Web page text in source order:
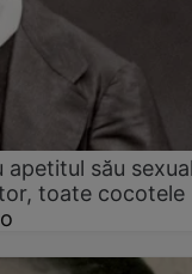
său
toate cocotele